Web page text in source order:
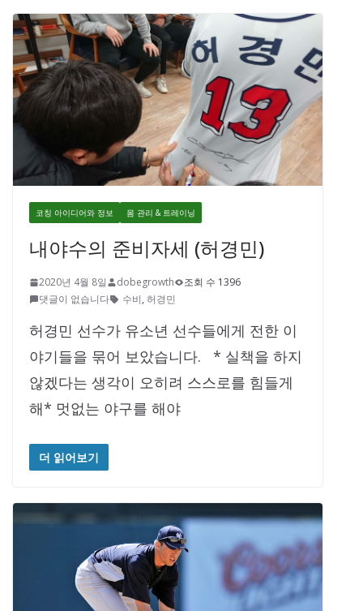
코칭 아이디어와 정보 몸 관리 & 트레이닝
내야수의 준비자세 (허경민)
2020년 4월 8일 dobegrowth
조회 수 1396
댓글이 없습니다
수비, 허경민
허경민 선수가 유소년 선수들에게 전한 이
야기들을 묶어 보았습니다. * 실책을 하지
않겠다는 생각이 오히려 스스로를 힘들게
해* 멋없는 야구를 해야
더 읽어보기